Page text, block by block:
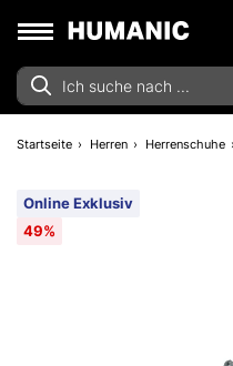
Startseite Herren Herrenschuhe
Online Exklusiv
49%